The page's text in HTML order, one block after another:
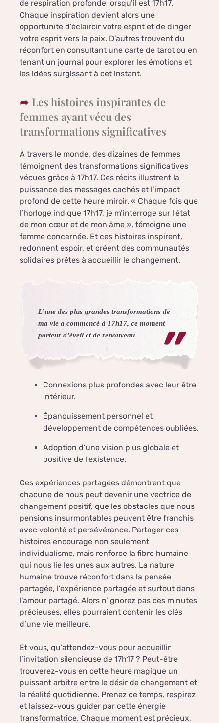
de respiration profonde lorsqu’il est 17h17.
Chaque inspiration devient alors une
opportunité d’éclaircir votre esprit et de diriger
votre esprit vers la paix. D’autres trouvent du
réconfort en consultant une carte de tarot ou en
tenant un journal pour explorer les émotions et
les idées surgissant à cet instant.
Les histoires inspirantes de
femmes ayant vécu des
transformations significatives
À travers le monde, des dizaines de femmes
témoignent des transformations significatives
vécues grâce à 17h17. Ces récits illustrent la
puissance des messages cachés et l’impact
profond de cette heure miroir. « Chaque fois que
l’horloge indique 17h17, je m’interroge sur l’état
de mon cœur et de mon âme », témoigne une
femme concernée. Et ces histoires inspirent,
redonnent espoir, et créent des communautés
solidaires prêtes à accueillir le changement.
L’une des plus grandes transformations de
ma vie a commencé à 17h17, ce moment
porteur d’éveil et de renouveau.
Connexions plus profondes avec leur être
intérieur.
Épanouissement personnel et
développement de compétences oubliées.
Adoption d’une vision plus globale et
positive de l’existence.
Ces expériences partagées démontrent que
chacune de nous peut devenir une vectrice de
changement positif, que les obstacles que nous
pensions insurmontables peuvent être franchis
avec volonté et persévérance. Partager ces
histoires encourage non seulement
individualisme, mais renforce la fibre humaine
qui nous lie les unes aux autres. La nature
humaine trouve réconfort dans la pensée
partagée, l’expérience partagée et surtout dans
l’amour partagé. Alors n’ignorez pas ces minutes
précieuses, elles pourraient contenir les clés
d’une vie meilleure.
Et vous, qu’attendez-vous pour accueillir
l’invitation silencieuse de 17h17 ? Peut-être
trouverez-vous en cette heure magique un
puissant arbitre entre le désir de changement et
la réalité quotidienne. Prenez ce temps, respirez
et laissez-vous guider par cette énergie
transformatrice. Chaque moment est précieux,